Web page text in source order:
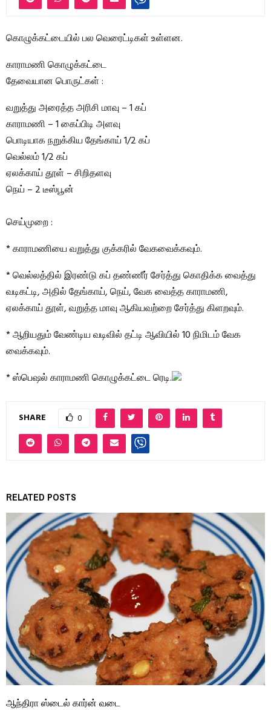
கொழுக்கட்டையில் பல வெரைட்டிகள் உள்ளன.
காராமணி கொழுக்கட்டை
தேவையான பொருட்கள் :
வறுத்து அரைத்த அரிசி மாவு – 1 கப்
காராமணி – 1 கைப்பிடி அளவு
பொடியாக நறுக்கிய தேங்காய் 1/2 கப்
வெல்லம் 1/2 கப்
ஏலக்காய் தூள் – சிறிதளவு
நெய் – 2 டீஸ்பூன்
செய்முறை :
* காராமணியை வறுத்து குக்கரில் வேகவைக்கவும்.
* வெல்லத்தில் இரண்டு கப் தண்ணீர் சேர்த்து கொதிக்க வைத்து
வடிகட்டி, அதில் தேங்காய், நெய், வேக வைத்த காராமணி,
ஏலக்காய் தூள், வறுத்த மாவு ஆகியவற்றை சேர்த்து கிளறவும்.
* ஆறியதும் வேண்டிய வடிவில் தட்டி ஆவியில் 10 நிமிடம் வேக
வைக்கவும்.
* ஸ்பெஷல் காராமணி கொழுக்கட்டை ரெடி.
SHARE 0
RELATED POSTS
ஆந்திரா ஸ்டைல் கார்ன் வடை